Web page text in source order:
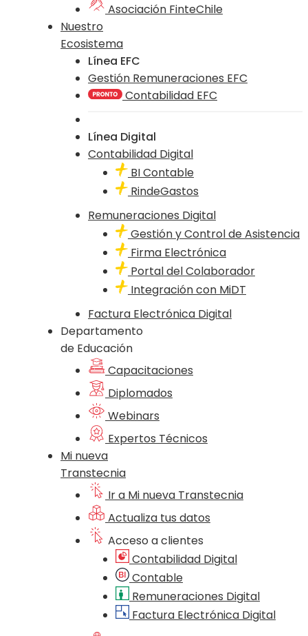
Asociación FinteChile
Nuestro
Ecosistema
Línea EFC
Gestión Remuneraciones EFC
Contabilidad EFC
Línea Digital
Contabilidad Digital
BI Contable
RindeGastos
Remuneraciones Digital
Gestión y Control de Asistencia
Firma Electrónica
Portal del Colaborador
Integración con MiDT
Factura Electrónica Digital
Departamento
de Educación
Capacitaciones
Diplomados
Webinars
Expertos Técnicos
Mi nueva
Transtecnia
Ir a Mi nueva Transtecnia
Actualiza tus datos
Acceso a clientes
Contabilidad Digital
Contable
Remuneraciones Digital
Factura Electrónica Digital